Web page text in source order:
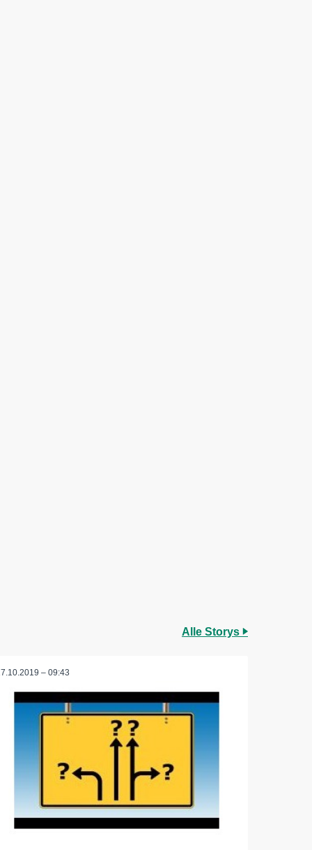
Alle Storys
– 09:43